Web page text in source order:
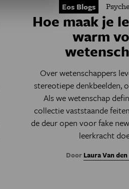
Eos Blogs
Hoe maak je
warm
Over wetenschappers
stereotiepe denkbeelden,
Als we wetenschap
collectie vaststaande
de deur open voor fake
leerkracht
Door Laura Van